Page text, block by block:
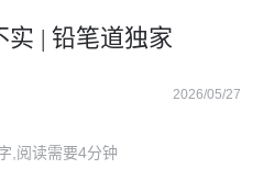
实 | 铅笔道独家
2026/05/27
,阅读需要4分钟